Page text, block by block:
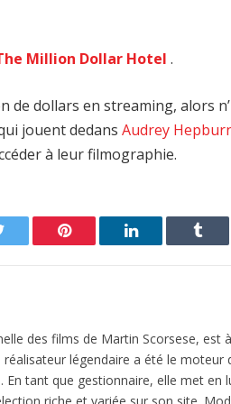
Million Dollar Hotel .
de dollars en streaming, alors
jouent dedansAudrey
à leur filmographie.
Pinterest LinkedIn
des films de Martin Scorsese, est
légendaire a été le moteur
tant que gestionnaire, elle met en